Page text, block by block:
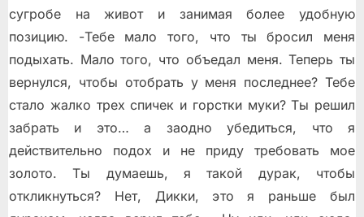
сугробе на живот и занимая более удобную
позицию. -Тебе мало того, что ты бросил меня
подыхать. Мало того, что объедал меня. Теперь ты
вернулся, чтобы отобрать у меня последнее? Тебе
стало жалко трех спичек и горстки муки? Ты решил
забрать и это… а заодно убедиться, что я
действительно подох и не приду требовать мое
золото. Ты думаешь, я такой дурак, чтобы
откликнуться? Нет, Дикки, это я раньше был